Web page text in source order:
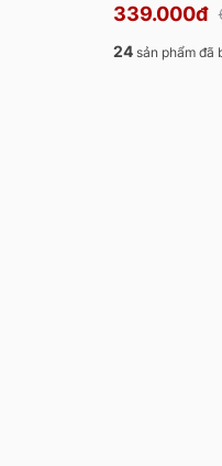
339.000đ
24sản phẩm đã